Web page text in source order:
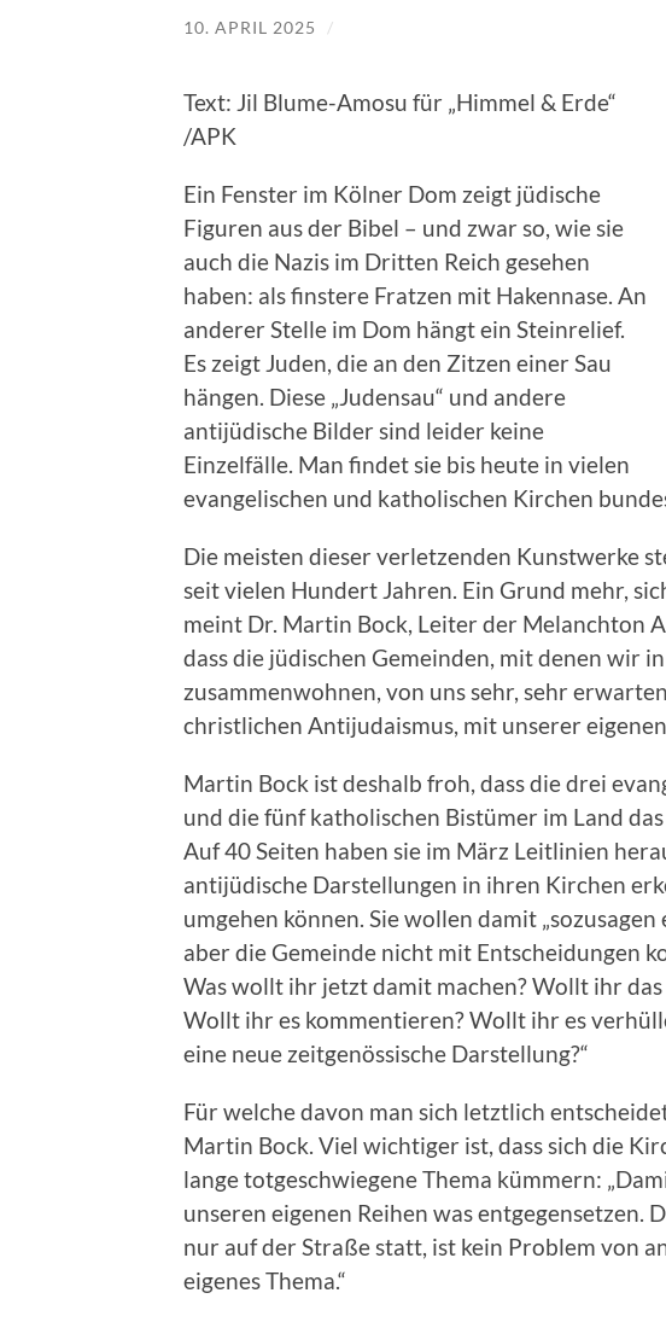
10. APRIL 2025 /
Text: Jil Blume-Amosu für „Himmel & Erde“
/APK
Ein Fenster im Kölner Dom zeigt jüdische
Figuren aus der Bibel – und zwar so, wie sie
auch die Nazis im Dritten Reich gesehen
haben: als finstere Fratzen mit Hakennase. An
anderer Stelle im Dom hängt ein Steinrelief.
Es zeigt Juden, die an den Zitzen einer Sau
hängen. Diese „Judensau“ und andere
antijüdische Bilder sind leider keine
Einzelfälle. Man findet sie bis heute in vielen
evangelischen und katholischen Kirchen
Die meisten dieser verletzenden Kunstwerke
seit vielen Hundert Jahren. Ein Grund mehr,
meint Dr. Martin Bock, Leiter der Melanchton
dass die jüdischen Gemeinden, mit denen wir
zusammenwohnen, von uns sehr, sehr
christlichen Antijudaismus, mit unserer
Martin Bock ist deshalb froh, dass die drei
und die fünf katholischen Bistümer im Land
Auf 40 Seiten haben sie im März Leitlinien
antijüdische Darstellungen in ihren Kirchen
umgehen können. Sie wollen damit
aber die Gemeinde nicht mit Entscheidungen
Was wollt ihr jetzt damit machen? Wollt ihr
Wollt ihr es kommentieren? Wollt ihr es
eine neue zeitgenössische Darstellung?“
Für welche davon man sich letztlich
Martin Bock. Viel wichtiger ist, dass sich die
lange totgeschwiegene Thema kümmern:
unseren eigenen Reihen was entgegensetzen.
nur auf der Straße statt, ist kein Problem von
eigenes Thema.“